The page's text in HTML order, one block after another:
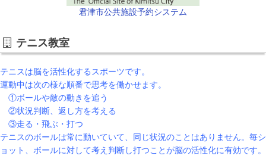
君津市公共施設予約システム
テニス教室
テニスは脳を活性化するスポーツです。
運動中は次の様な順番で思考を働かせます。
①ボールや敵の動きを追う
②状況判断、返し方を考える
③走る・飛ぶ・打つ
テニスのボールは常に動いていて、同じ状況のことはありません。毎シ
ョット、ボールに対して考え判断し打つことが脳の活性化に有効です。